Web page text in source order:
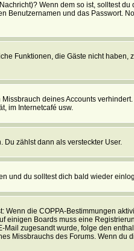
Wenn dem so ist, solltest
Benutzernamen und das Passwort.
Funktionen, die Gäste nicht haben,
deines Accounts
im Internetcafé usw.
Du zählst dann als versteckter User.
und du solltest dich bald wieder
die COPPA-Bestimmungen
Boards muss eine
zugesandt wurde, folge den
Missbrauchs des Forums. Wenn du